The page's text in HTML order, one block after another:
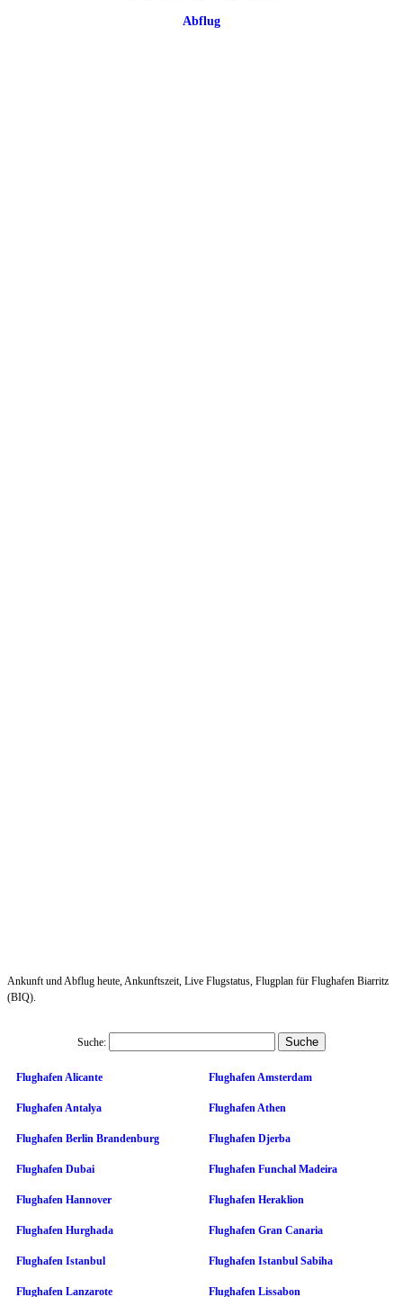
Abflug
Ankunft und Abflug heute, Ankunftszeit, Live Flugstatus, Flugplan für Flughafen Biarritz
(BIQ).
Suche:
Flughafen Alicante Flughafen Amsterdam
Flughafen Antalya Flughafen Athen
Flughafen Berlin Brandenburg Flughafen Djerba
Flughafen Dubai Flughafen Funchal Madeira
Flughafen Hannover Flughafen Heraklion
Flughafen Hurghada Flughafen Gran Canaria
Flughafen Istanbul Flughafen Istanbul Sabiha
Flughafen Lanzarote Flughafen Lissabon